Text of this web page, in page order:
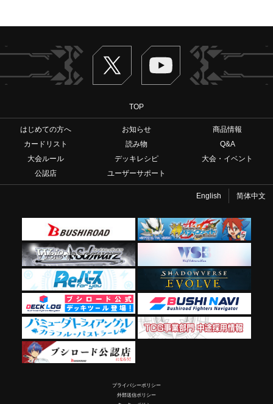
Twitter ヴァンガードch
TOP
はじめての方へ お知らせ
商品情報
カードリスト
読み物
Q&A
大会ルール
デッキレシピ
大会・イベント
公認店
ユーザーサポート
English 简体中文
プライバシーポリシー
外部送信ポリシー